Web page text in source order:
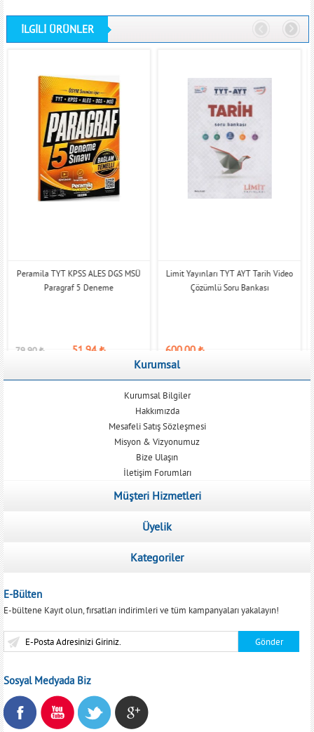
İLGİLİ ÜRÜNLER
Peramila TYT KPSS ALES DGS MSÜ
Paragraf 5 Deneme
79,90₺ 51,94₺
Limit Yayınları TYT AYT Tarih Video
Çözümlü Soru Bankası
600,00₺
Kurumsal
Kurumsal Bilgiler
Hakkımızda
Mesafeli Satış Sözleşmesi
Misyon & Vizyonumuz
Bize Ulaşın
İletişim Forumları
Müşteri Hizmetleri
Üyelik
Kategoriler
E-Bülten
E-bültene Kayıt olun, fırsatları indirimleri ve tüm kampanyaları yakalayın!
Sosyal Medyada Biz